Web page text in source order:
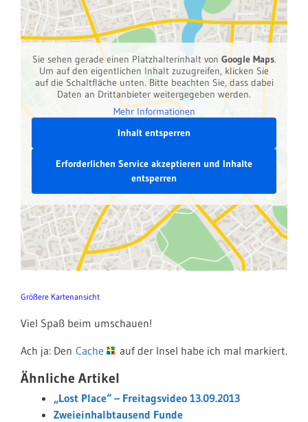
Sie sehen gerade einen Platzhalterinhalt von Google Maps.
Um auf den eigentlichen Inhalt zuzugreifen, klicken Sie
auf die Schaltfläche unten. Bitte beachten Sie, dass dabei
Daten an Drittanbieter weitergegeben werden.
Mehr Informationen
Inhalt entsperren
Erforderlichen Service akzeptieren und Inhalte
entsperren
Größere Kartenansicht
Viel Spaß beim umschauen!
Ach ja: Den Cache auf der Insel habe ich mal markiert.
Ähnliche Artikel
„Lost Place“ – Freitagsvideo 13.09.2013
Zweieinhalbtausend Funde